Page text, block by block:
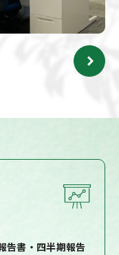
告書・四半期報告